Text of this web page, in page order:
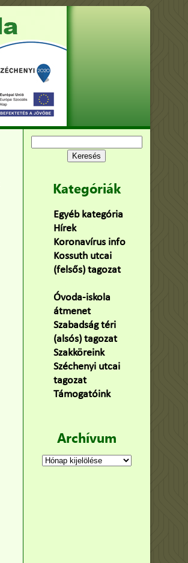
Kategóriák
Egyéb kategória
Hírek(478)
Koronavírus info(2)
Kossuth utcai
(felsős) tagozat
Óvoda-iskola
átmenet(22)
Szabadság téri
(alsós) tagozat(160)
Szakköreink(3)
Széchenyi utcai
tagozat(141)
Támogatóink(9)
Archívum
Archívum